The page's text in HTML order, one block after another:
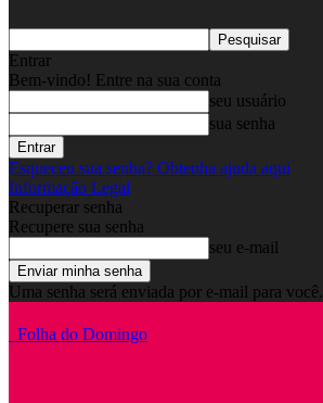
Entrar
Bem-vindo! Entre na sua conta
seu usuário
sua senha
Esqueceu sua senha? Obtenha ajuda aqui
Informação Legal
Recuperar senha
Recupere sua senha
seu e-mail
Uma senha será enviada por e-mail para você.
Folha do Domingo